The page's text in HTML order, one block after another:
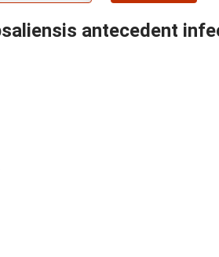
antecedent